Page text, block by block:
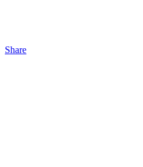
Share